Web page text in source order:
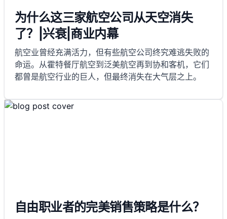
为什么这三家航空公司从天空消失
了？|兴衰|商业内幕
航空业曾经充满活力，但有些航空公司终究难逃失败的
命运。从霍特餐厅航空到泛美航空再到协和客机，它们
都曾是航空行业的巨人，但最终消失在大气层之上。
自由职业者的完美销售策略是什么？